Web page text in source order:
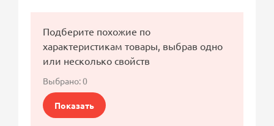
Подберите похожие по
характеристикам товары, выбрав одно
или несколько свойств
Выбрано:0
Показать